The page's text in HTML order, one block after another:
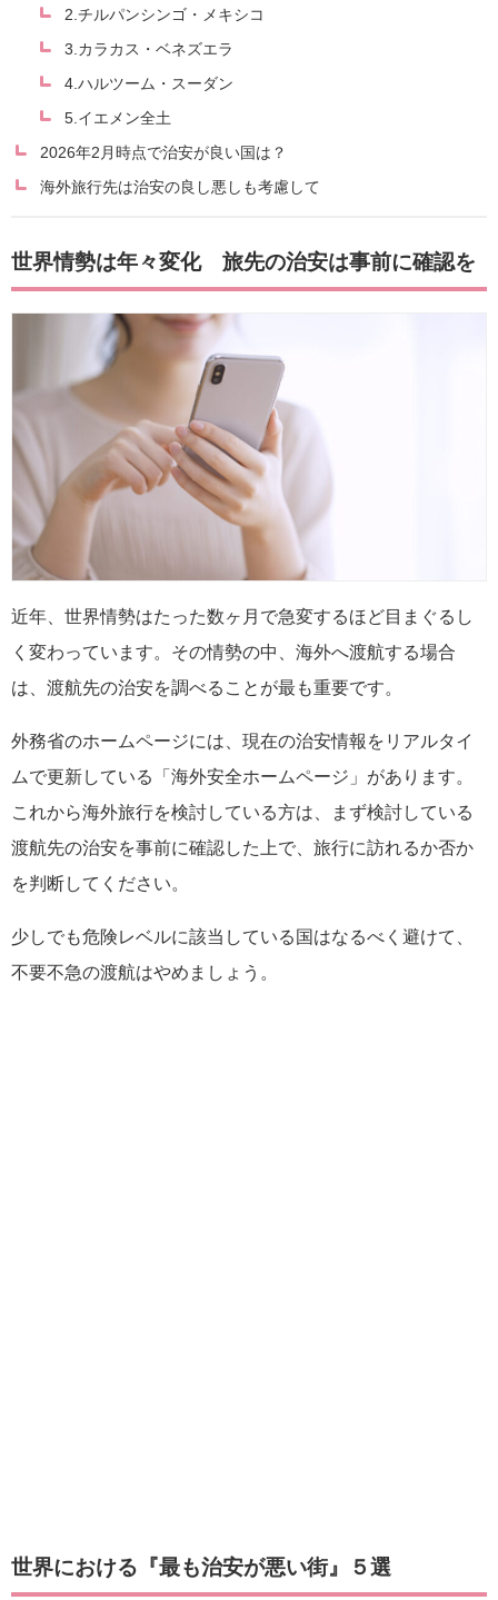
2.チルパンシンゴ・メキシコ
3.カラカス・ベネズエラ
4.ハルツーム・スーダン
5.イエメン全土
2026年2月時点で治安が良い国は？
海外旅行先は治安の良し悪しも考慮して
世界情勢は年々変化 旅先の治安は事前に確認を
近年、世界情勢はたった数ヶ月で急変するほど目まぐるし
く変わっています。その情勢の中、海外へ渡航する場合
は、渡航先の治安を調べることが最も重要です。
外務省のホームページには、現在の治安情報をリアルタイ
ムで更新している「海外安全ホームページ」があります。
これから海外旅行を検討している方は、まず検討している
渡航先の治安を事前に確認した上で、旅行に訪れるか否か
を判断してください。
少しでも危険レベルに該当している国はなるべく避けて、
不要不急の渡航はやめましょう。
世界における『最も治安が悪い街』５選